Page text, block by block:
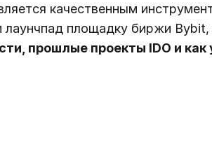
качественным
лаунчпад площадку биржи Bybit,
прошлые проекты IDO и как